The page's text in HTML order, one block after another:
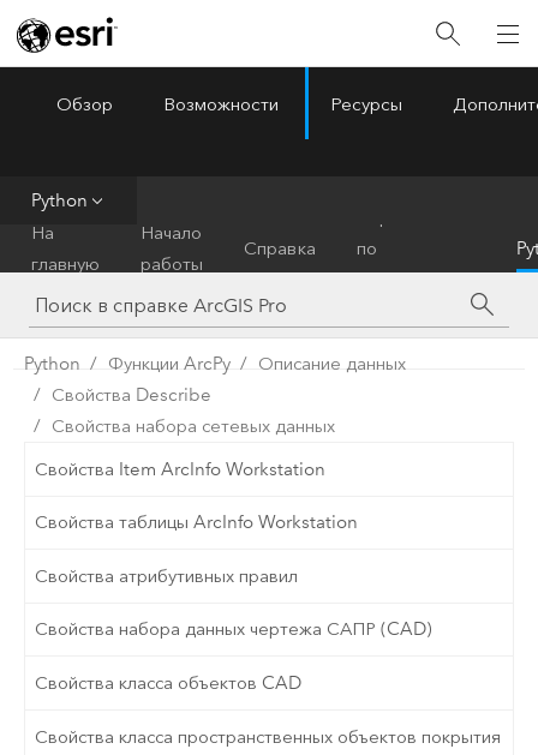
ArcGIS Pro
Обзор Возможности Ресурсы
Python
На
главную
Начало
работы
Справка
по
инструментам
Python Функции ArcPy
Описание данных
Свойства Describe
Свойства набора сетевых данных
Свойства Item ArcInfo Workstation
Свойства таблицы ArcInfo Workstation
Свойства атрибутивных правил
Свойства набора данных чертежа САПР (CAD)
Свойства класса объектов CAD
Свойства класса пространственных объектов покрытия